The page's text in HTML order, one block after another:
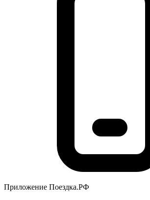
Приложение Поездка.РФ